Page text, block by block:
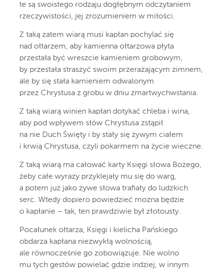
te są swoistego rodzaju dogłębnym odczytaniem
rzeczywistości, jej zrozumieniem w miłości.
Z taką zatem wiarą musi kapłan pochylać się
nad ołtarzem, aby kamienna ołtarzowa płyta
przestała być wreszcie kamieniem grobowym,
by przestała straszyć swoim przerażającym zimnem,
ale by się stała kamieniem odwalonym
przez Chrystusa z grobu w dniu zmartwychwstania.
Z taką wiarą winien kapłan dotykać chleba i wina,
aby pod wpływem słów Chrystusa zstąpił
na nie Duch Święty i by stały się żywym ciałem
i krwią Chrystusa, czyli pokarmem na życie wieczne.
Z taką wiarą ma całować karty Księgi słowa Bożego,
żeby całe wyrazy przyklejały mu się do warg,
a potem już jako żywe słowa trafiały do ludzkich
serc. Wtedy dopiero powiedzieć można będzie
o kapłanie – tak, ten prawdziwie był złotousty.
Pocałunek ołtarza, Księgi i kielicha Pańskiego
obdarza kapłana niezwykłą wolnością,
ale równocześnie go zobowiązuje. Nie wolno
mu tych gestów powielać gdzie indziej, w innym